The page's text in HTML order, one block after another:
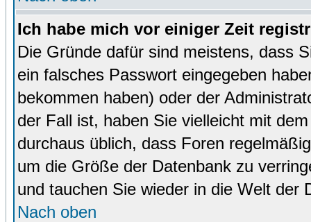
Ich habe mich vor einiger Zeit
Die Gründe dafür sind meistens, dass
ein falsches Passwort eingegeben
bekommen haben) oder der
der Fall ist, haben Sie vielleicht mit
durchaus üblich, dass Foren
um die Größe der Datenbank zu
und tauchen Sie wieder in die Welt der
Nach oben